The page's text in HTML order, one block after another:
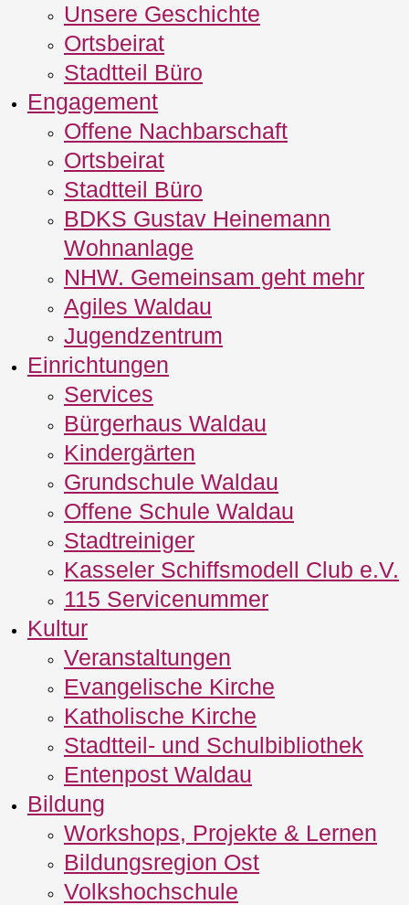
Unsere Geschichte
Ortsbeirat
Stadtteil Büro
Engagement
Offene Nachbarschaft
Ortsbeirat
Stadtteil Büro
BDKS Gustav Heinemann
Wohnanlage
NHW. Gemeinsam geht mehr
Agiles Waldau
Jugendzentrum
Einrichtungen
Services
Bürgerhaus Waldau
Kindergärten
Grundschule Waldau
Offene Schule Waldau
Stadtreiniger
Kasseler Schiffsmodell Club e.V.
115 Servicenummer
Kultur
Veranstaltungen
Evangelische Kirche
Katholische Kirche
Stadtteil- und Schulbibliothek
Entenpost Waldau
Bildung
Workshops, Projekte & Lernen
Bildungsregion Ost
Volkshochschule